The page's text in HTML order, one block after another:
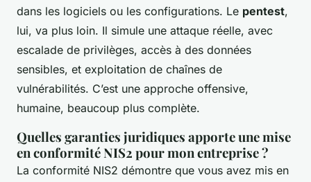
dans les logiciels ou les configurations. Le pentest,
lui, va plus loin. Il simule une attaque réelle, avec
escalade de privilèges, accès à des données
sensibles, et exploitation de chaînes de
vulnérabilités. C’est une approche offensive,
humaine, beaucoup plus complète.
Quelles garanties juridiques apporte une mise
en conformité NIS2 pour mon entreprise ?
La conformité NIS2 démontre que vous avez mis en